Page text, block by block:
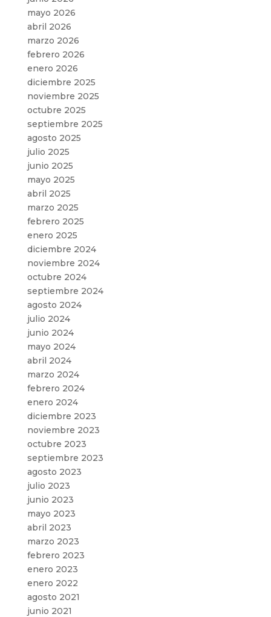
mayo 2026
abril 2026
marzo 2026
febrero 2026
enero 2026
diciembre 2025
noviembre 2025
octubre 2025
septiembre 2025
agosto 2025
julio 2025
junio 2025
mayo 2025
abril 2025
marzo 2025
febrero 2025
enero 2025
diciembre 2024
noviembre 2024
octubre 2024
septiembre 2024
agosto 2024
julio 2024
junio 2024
mayo 2024
abril 2024
marzo 2024
febrero 2024
enero 2024
diciembre 2023
noviembre 2023
octubre 2023
septiembre 2023
agosto 2023
julio 2023
junio 2023
mayo 2023
abril 2023
marzo 2023
febrero 2023
enero 2023
enero 2022
agosto 2021
junio 2021